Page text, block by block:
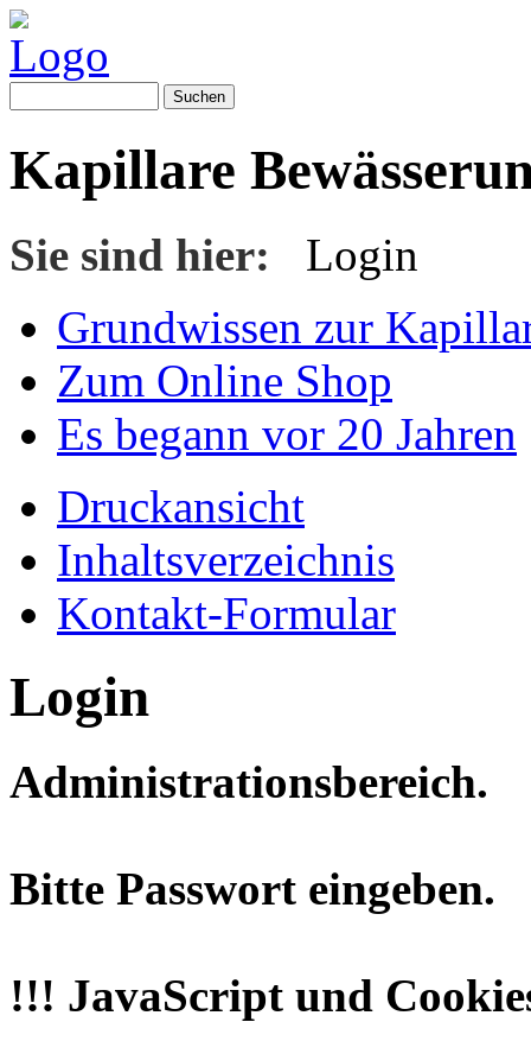
Kapillare
Sie sind hier: Login
Grundwissen zur
Zum Online Shop
Es begann vor 20 Jahren
Druckansicht
Inhaltsverzeichnis
Kontakt-Formular
Login
Administrationsbereich.
Bitte Passwort eingeben.
!!! JavaScript und